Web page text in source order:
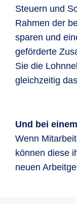
Steuern und
Rahmen der
sparen und
geförderte
Sie die
gleichzeitig
Und bei
Wenn
können diese
neuen